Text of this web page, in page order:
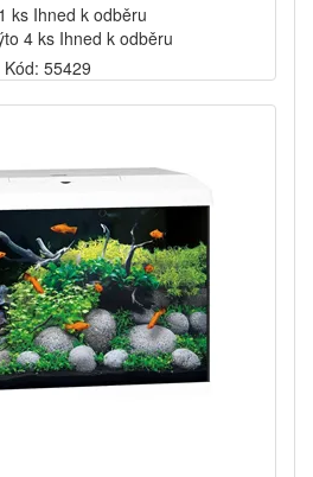
ks Ihned k odběru
4 ks Ihned k odběru
Kód: 55429